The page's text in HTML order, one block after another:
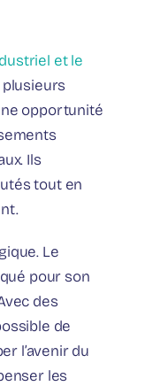
et le
opportunité
Ils
tout en
Le
pour son
des
de
l’avenir du
les